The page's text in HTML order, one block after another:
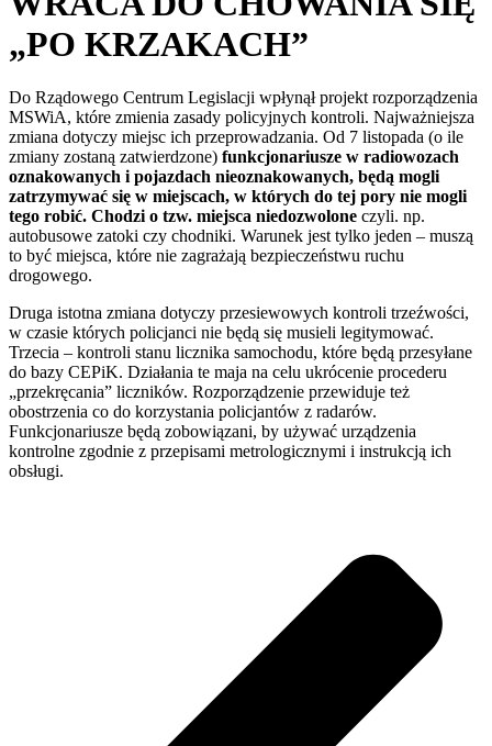
„PO KRZAKACH”
Do Rządowego Centrum Legislacji wpłynął projekt rozporządzenia
MSWiA, które zmienia zasady policyjnych kontroli. Najważniejsza
zmiana dotyczy miejsc ich przeprowadzania. Od 7 listopada (o ile
zmiany zostaną zatwierdzone) funkcjonariusze w radiowozach
oznakowanych i pojazdach nieoznakowanych, będą mogli
zatrzymywać się w miejscach, w których do tej pory nie mogli
tego robić. Chodzi o tzw. miejsca niedozwolone czyli. np.
autobusowe zatoki czy chodniki. Warunek jest tylko jeden – muszą
to być miejsca, które nie zagrażają bezpieczeństwu ruchu
drogowego.
Druga istotna zmiana dotyczy przesiewowych kontroli trzeźwości,
w czasie których policjanci nie będą się musieli legitymować.
Trzecia – kontroli stanu licznika samochodu, które będą przesyłane
do bazy CEPiK. Działania te maja na celu ukrócenie procederu
„przekręcania” liczników. Rozporządzenie przewiduje też
obostrzenia co do korzystania policjantów z radarów.
Funkcjonariusze będą zobowiązani, by używać urządzenia
kontrolne zgodnie z przepisami metrologicznymi i instrukcją ich
obsługi.